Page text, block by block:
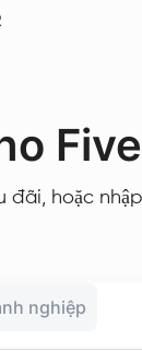
đãi, hoặc
nghiệp